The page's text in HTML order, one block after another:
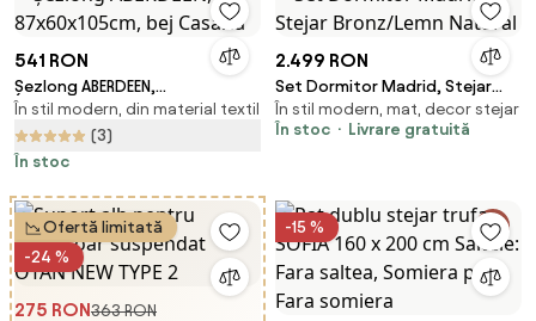
541 RON
Șezlong ABERDEEN,
87x60x105cm, bej Casaria
În stil modern, din material textil
(3)
În stoc
2.499 RON
Set Dormitor Madrid, Stejar
Bronz/Lemn Natural
În stil modern, mat, decor stejar
În stoc
Livrare gratuită
Ofertă limitată
-24 %
275 RON363 RON
-15 %